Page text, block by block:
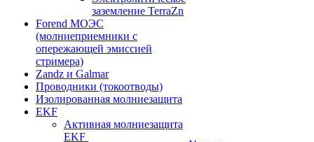
заземление TerraZn
Forend МОЭС
(молниеприемники с
опережающей эмиссией
стримера)
Zandz и Galmar
Проводники (токоотводы)
Изолированная молниезащита
EKF
Активная молниезащита
EKF